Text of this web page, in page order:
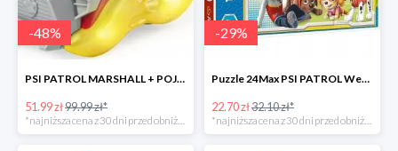
-48%
PSI PATROL MARSHALL + POJAZD WÓZ STRAŻACKI DŹWIĘK -48%
51.99 zł99.99 zł*
*najniższa cena z 30 dni przed obniżką
-29%
Puzzle 24Max PSI PATROL Wesoła drużyna TREFL -29%
22.70 zł32.10 zł*
*najniższa cena z 30 dni przed obniżką